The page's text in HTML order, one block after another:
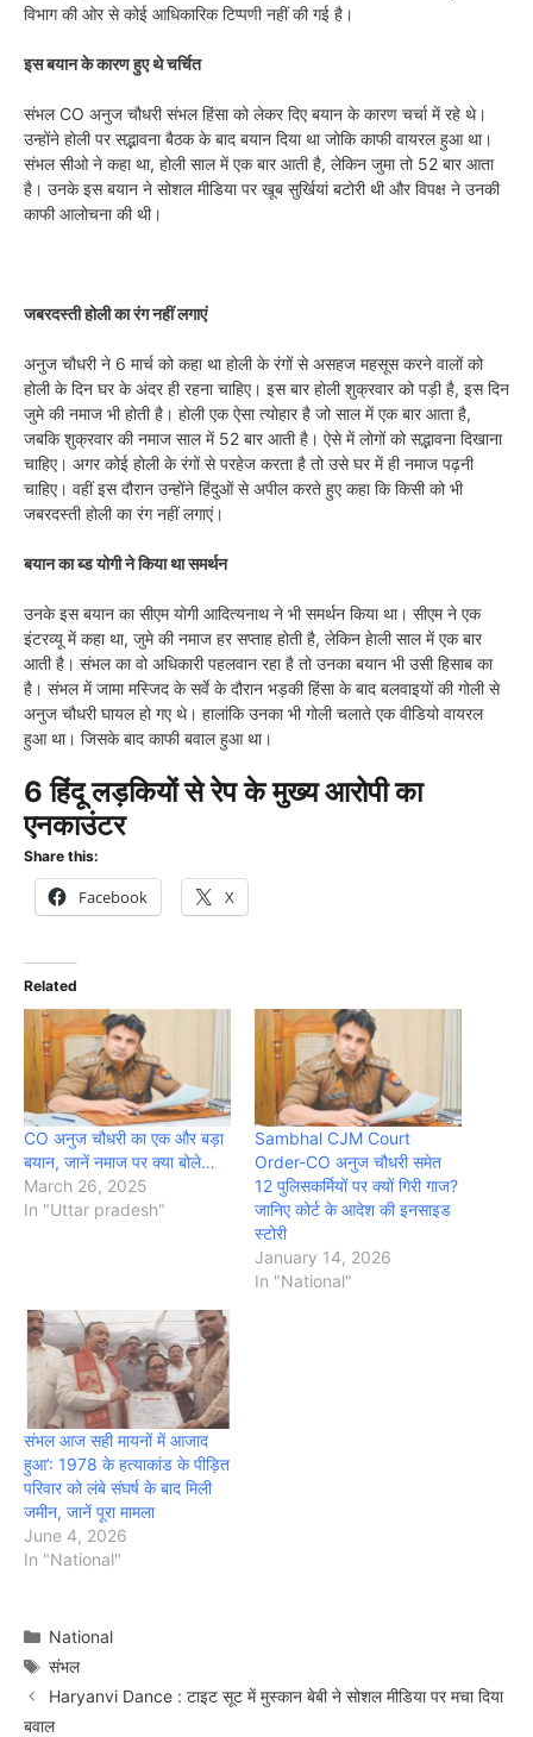
विभाग की ओर से कोई आधिकारिक टिप्पणी नहीं की गई है।
इस बयान के कारण हुए थे चर्चित
संभल CO अनुज चौधरी संभल हिंसा को लेकर दिए बयान के कारण चर्चा में रहे थे।
उन्होंने होली पर सद्भावना बैठक के बाद बयान दिया था जोकि काफी वायरल हुआ था।
संभल सीओ ने कहा था, होली साल में एक बार आती है, लेकिन जुमा तो 52 बार आता
है। उनके इस बयान ने सोशल मीडिया पर खूब सुर्खियां बटोरी थी और विपक्ष ने उनकी
काफी आलोचना की थी।
जबरदस्ती होली का रंग नहीं लगाएं
अनुज चौधरी ने 6 मार्च को कहा था होली के रंगों से असहज महसूस करने वालों को
होली के दिन घर के अंदर ही रहना चाहिए। इस बार होली शुक्रवार को पड़ी है, इस दिन
जुमे की नमाज भी होती है। होली एक ऐसा त्योहार है जो साल में एक बार आता है,
जबकि शुक्रवार की नमाज साल में 52 बार आती है। ऐसे में लोगों को सद्भावना दिखाना
चाहिए। अगर कोई होली के रंगों से परहेज करता है तो उसे घर में ही नमाज पढ़नी
चाहिए। वहीं इस दौरान उन्होंने हिंदुओं से अपील करते हुए कहा कि किसी को भी
जबरदस्ती होली का रंग नहीं लगाएं।
बयान का ब्ड योगी ने किया था समर्थन
उनके इस बयान का सीएम योगी आदित्यनाथ ने भी समर्थन किया था। सीएम ने एक
इंटरव्यू में कहा था, जुमे की नमाज हर सप्ताह होती है, लेकिन हेाली साल में एक बार
आती है। संभल का वो अधिकारी पहलवान रहा है तो उनका बयान भी उसी हिसाब का
है। संभल में जामा मस्जिद के सर्वे के दौरान भड़की हिंसा के बाद बलवाइयों की गोली से
अनुज चौधरी घायल हो गए थे। हालांकि उनका भी गोली चलाते एक वीडियो वायरल
हुआ था। जिसके बाद काफी बवाल हुआ था।
6 हिंदू लड़कियों से रेप के मुख्य आरोपी का
एनकाउंटर
Share this:
Facebook X
Related
CO अनुज चौधरी का एक और बड़ा
बयान, जानें नमाज पर क्या बोले…
March 26, 2025
In "Uttar pradesh"
Sambhal CJM Court
Order-CO अनुज चौधरी समेत
12 पुलिसकर्मियों पर क्यों गिरी गाज?
जानिए कोर्ट के आदेश की इनसाइड
स्टोरी
January 14, 2026
In "National"
संभल आज सही मायनों में आजाद
हुआ’: 1978 के हत्याकांड के पीड़ित
परिवार को लंबे संघर्ष के बाद मिली
जमीन, जानें पूरा मामला
June 4, 2026
In "National"
Categories
National
Tags
संभल
Haryanvi Dance : टाइट सूट में मुस्कान बेबी ने सोशल मीडिया पर मचा दिया
बवाल